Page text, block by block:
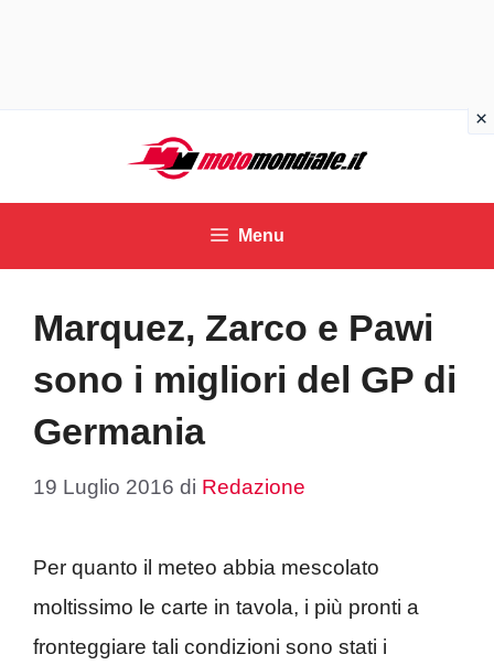
contenuto
Menu
Marquez, Zarco e Pawi
sono i migliori del GP di
Germania
19 Luglio 2016 di Redazione
Per quanto il meteo abbia mescolato
moltissimo le carte in tavola, i più pronti a
fronteggiare tali condizioni sono stati i